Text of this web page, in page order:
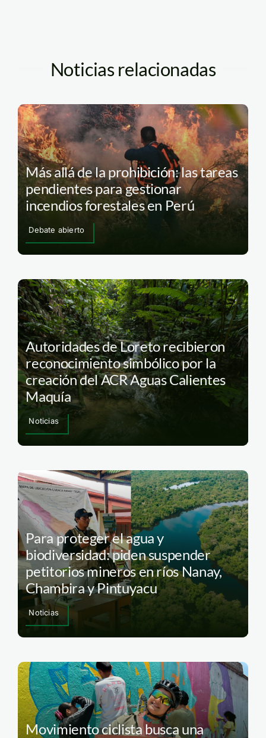
Noticias relacionadas
Más allá de la prohibición: las tareas
pendientes para gestionar
incendios forestales en Perú
Debate abierto
Autoridades de Loreto recibieron
reconocimiento simbólico por la
creación del ACR Aguas Calientes
Maquía
Noticias
Para proteger el agua y
biodiversidad: piden suspender
petitorios mineros en ríos Nanay,
Chambira y Pintuyacu
Noticias
Movimiento ciclista busca una